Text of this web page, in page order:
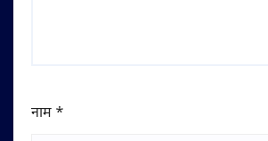
नाम *